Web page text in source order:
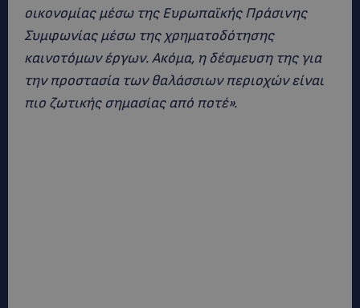
οικονομίας μέσω της Ευρωπαϊκής Πράσινης
Συμφωνίας μέσω της χρηματοδότησης
καινοτόμων έργων. Ακόμα, η δέσμευση της για
την προστασία των θαλάσσιων περιοχών είναι
πιο ζωτικής σημασίας από ποτέ».